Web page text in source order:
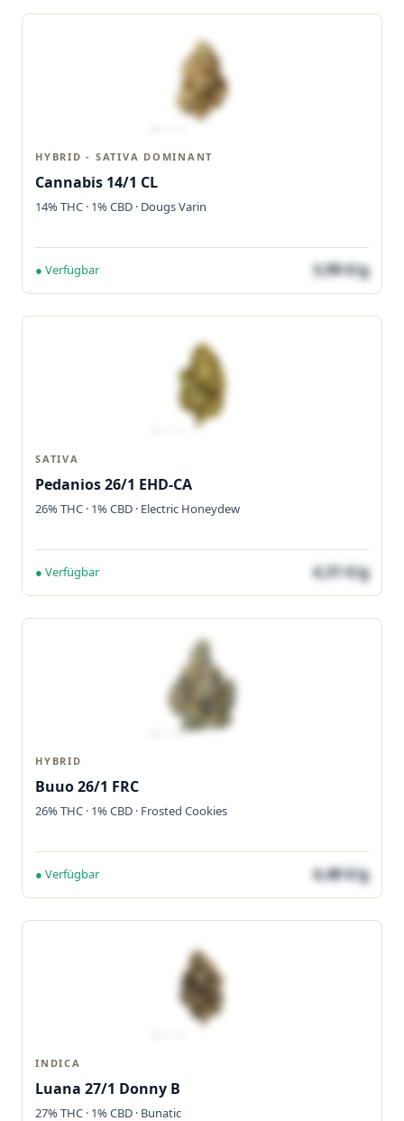
HYBRID - SATIVA DOMINANT
Cannabis 14/1 CL
14% THC · 1% CBD · Dougs Varin
● Verfügbar 3,99 €/g
SATIVA
Pedanios 26/1 EHD-CA
26% THC · 1% CBD · Electric Honeydew
● Verfügbar 4,31 €/g
HYBRID
Buuo 26/1 FRC
26% THC · 1% CBD · Frosted Cookies
● Verfügbar 4,48 €/g
INDICA
Luana 27/1 Donny B
27% THC · 1% CBD · Bunatic